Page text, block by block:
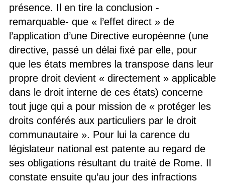
présence. Il en tire la conclusion -
remarquable- que « l’effet direct » de
l’application d’une Directive européenne (une
directive, passé un délai fixé par elle, pour
que les états membres la transpose dans leur
propre droit devient « directement » applicable
dans le droit interne de ces états) concerne
tout juge qui a pour mission de « protéger les
droits conférés aux particuliers par le droit
communautaire ». Pour lui la carence du
législateur national est patente au regard de
ses obligations résultant du traité de Rome. Il
constate ensuite qu’au jour des infractions